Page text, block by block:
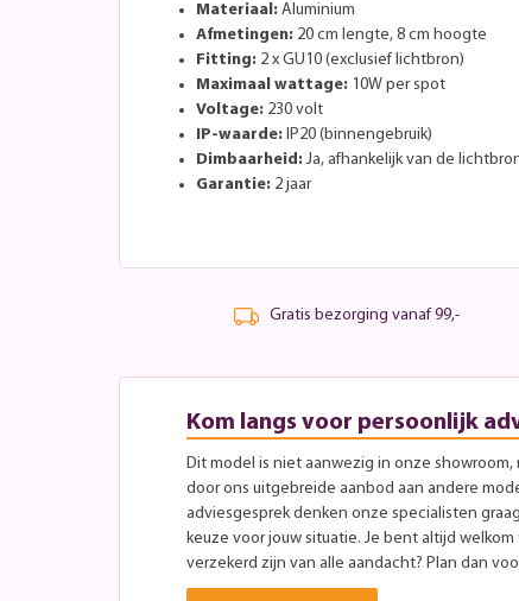
Materiaal: Aluminium
Afmetingen: 20 cm lengte, 8 cm hoogte
Fitting: 2 x GU10 (exclusief lichtbron)
Maximaal wattage: 10W per spot
Voltage: 230 volt
IP-waarde: IP20 (binnengebruik)
Dimbaarheid: Ja, afhankelijk van de
Garantie: 2 jaar
Gratis bezorging vanaf 99,-
Kom langs voor persoonlijk
Dit model is niet aanwezig in onze showroom,
door ons uitgebreide aanbod aan andere
adviesgesprek denken onze specialisten
keuze voor jouw situatie. Je bent altijd
verzekerd zijn van alle aandacht? Plan dan